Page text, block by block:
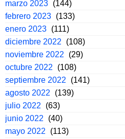
marzo 2023 (144)
febrero 2023 (133)
enero 2023 (111)
diciembre 2022
(108)
noviembre 2022
(29)
octubre 2022
(108)
septiembre 2022
(141)
agosto 2022
(139)
julio 2022
(63)
junio 2022
(40)
mayo 2022
(113)